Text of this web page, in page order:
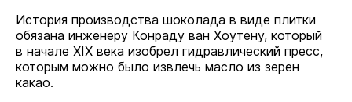
История производства шоколада в виде плитки
обязана инженеру Конраду ван Хоутену, который
в начале XIX века изобрел гидравлический пресс,
которым можно было извлечь масло из зерен
какао.